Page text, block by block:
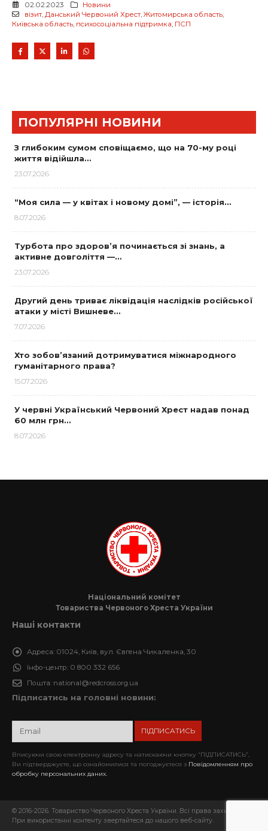
02.02.2023
Новини
візит, Данський Червоний Хрест, Житомирська область,
Київська область, психосоціальна підтримка, ПСП
ПОПУЛЯРНІ НОВИНИ
З глибоким сумом сповіщаємо, що на 70-му році
життя відійшла…
23.07.2026
“Моя сила — у квітах і новому домі”, — історія…
8.07.2026
Турбота про здоров’я починається зі знань, а
активне довголіття —…
23.07.2026
Другий день триває ліквідація наслідків російської
атаки у місті Вишневе…
7.07.2026
Хто зобов’язаний дотримуватися міжнародного
гуманітарного права?
15.07.2026
У червні Український Червоний Хрест надав понад
60 млн грн…
8.07.2026
Національний комітет
Товариства Червоного Хреста України
Наші контакти
Адреса: 01024, Київ, вул. Євгена Чикаленка, 30
Інфо-центр: 0 800 332 656
Пошта: national@redcross.org.ua
Підписатись на головні новини:
Вписуючи свою електронну адресу та натискаючи кнопку “ПІДПИСАТИСЬ”,
Ви підтверджуєте, що ознайомилися та погоджуєтеся з Повідомленням про
обробку персональних даних.
© 2016-2026. Товариство Червоного Хреста України. Всі права захищені.
При використанні контенту звертайтеся до нашого веб-сайту.